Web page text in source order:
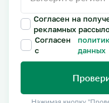
Согласен на
рекламных
Согласен
с
данных